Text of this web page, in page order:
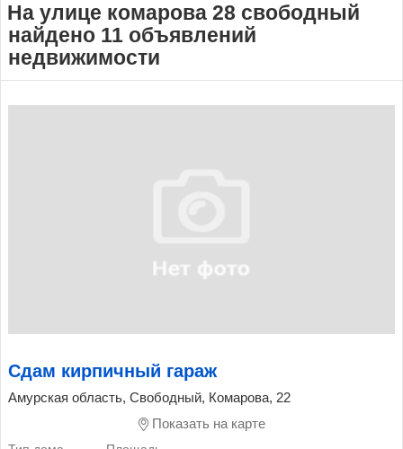
На улице комарова 28 свободный
найдено 11 объявлений
недвижимости
Сдам кирпичный гараж
Амурская область, Свободный, Комарова, 22
Показать на карте